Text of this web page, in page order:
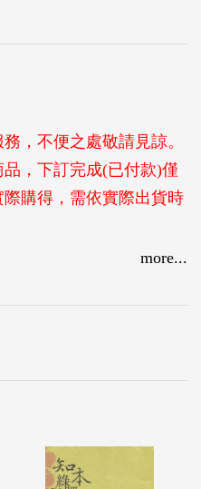
，不便之處敬請見諒。
，下訂完成(已付款)僅
購得，需依實際出貨時
樹木的依戀
more...